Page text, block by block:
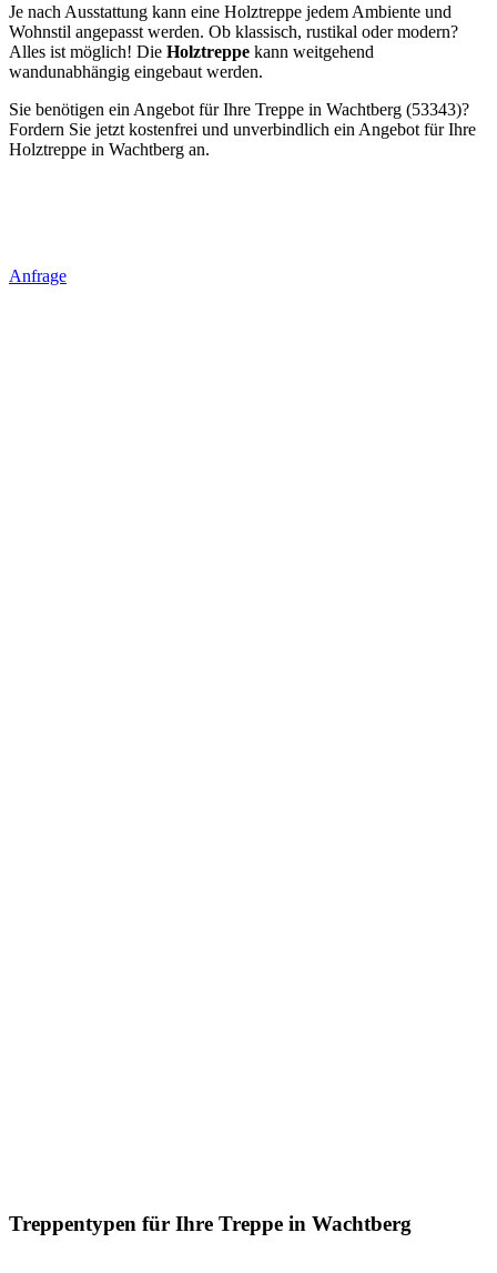
Je nach Ausstattung kann eine Holztreppe jedem Ambiente und
Wohnstil angepasst werden. Ob klassisch, rustikal oder modern?
Alles ist möglich! Die Holztreppe kann weitgehend
wandunabhängig eingebaut werden.
Sie benötigen ein Angebot für Ihre Treppe in Wachtberg (53343)?
Fordern Sie jetzt kostenfrei und unverbindlich ein Angebot für Ihre
Holztreppe in Wachtberg an.
Anfrage
Treppentypen für Ihre Treppe in Wachtberg